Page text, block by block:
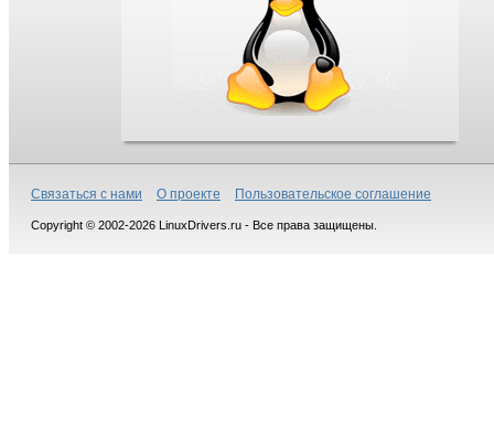
Связаться с нами О проекте Пользовательское соглашение
Copyright © 2002-2026 LinuxDrivers.ru - Все права защищены.